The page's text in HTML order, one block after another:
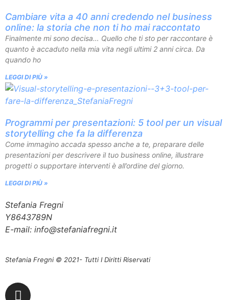
Cambiare vita a 40 anni credendo nel business
online: la storia che non ti ho mai raccontato
Finalmente mi sono decisa… Quello che ti sto per raccontare è
quanto è accaduto nella mia vita negli ultimi 2 anni circa. Da
quando ho
LEGGI DI PIÙ »
Programmi per presentazioni: 5 tool per un visual
storytelling che fa la differenza
Come immagino accada spesso anche a te, preparare delle
presentazioni per descrivere il tuo business online, illustrare
progetti o supportare interventi è all’ordine del giorno.
LEGGI DI PIÙ »
Stefania Fregni
Y8643789N
E-mail: info@stefaniafregni.it
Stefania Fregni © 2021- Tutti I Diritti Riservati